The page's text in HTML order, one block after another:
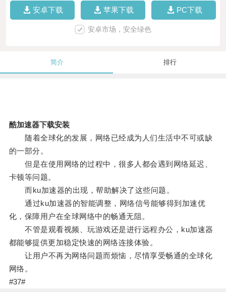
安卓下载 苹果下载 PC下载
安卓市场，安全绿色
简介 排行
酷加速器下载安装
随着全球化的发展，网络已经成为人们生活中不可或缺
的一部分。
但是在使用网络的过程中，很多人都会遇到网络延迟、
卡顿等问题。
而ku加速器的出现，帮助解决了这些问题。
通过ku加速器的智能调整，网络信号能够得到加速优
化，保障用户在全球网络中的畅通无阻。
不管是观看视频、玩游戏还是进行远程办公，ku加速器
都能够提供更加稳定快速的网络连接体验。
让用户不再为网络问题而烦恼，尽情享受畅通的全球化
网络。
#37#